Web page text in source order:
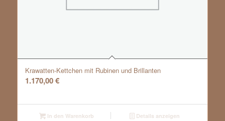
Krawatten-Kettchen mit Rubinen und Brillanten
1.170,00€
In den Warenkorb Details anzeigen